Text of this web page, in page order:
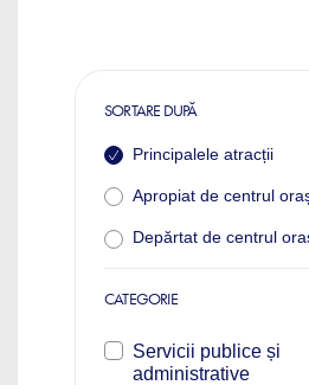
SORTARE DUPĂ
Principalele atracții
Apropiat de centrul
Depărtat de centrul
CATEGORIE
Servicii publice și
administrative